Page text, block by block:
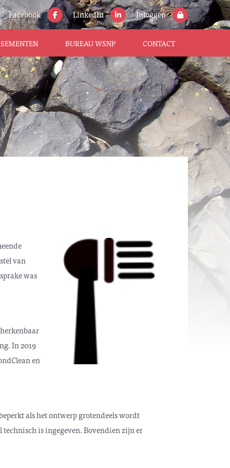
Facebook LinkedIn Inloggen
BUREAU WSNP CONTACT
van
was
In 2019
en
als het ontwerp grotendeels wordt
is ingegeven. Bovendien zijn er